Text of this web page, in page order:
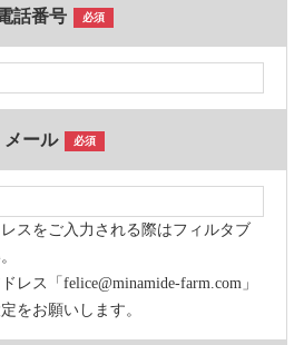
話番号 必須
メール 必須
スをご入力される際はフィルタブ
ス「felice@minamide-farm.com」
をお願いします。